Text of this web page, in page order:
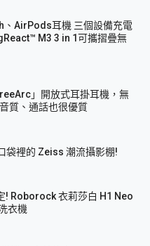
、AirPods耳機 三個設備充電
M3 3 in 1可攜摺疊無
」開放式耳掛耳機，無
質、通話也很優質
袋裡的 Zeiss 潮流攝影棚!
! Roborock 衣莉莎白 H1 Neo
衣機